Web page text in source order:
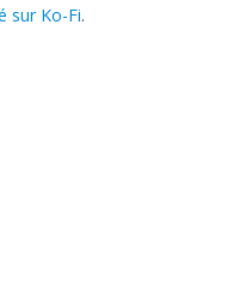
sur Ko-Fi.